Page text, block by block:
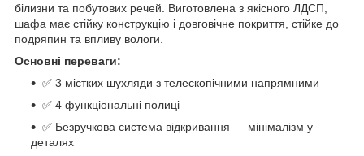
білизни та побутових речей. Виготовлена з якісного ЛДСП,
шафа має стійку конструкцію і довговічне покриття, стійке до
подряпин та впливу вологи.
Основні переваги:
✅ 3 містких шухляди з телескопічними напрямними
✅ 4 функціональні полиці
✅ Безручкова система відкривання — мінімалізм у
деталях